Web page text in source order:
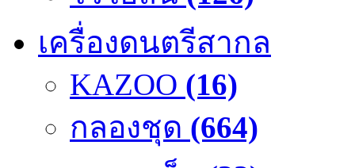
เครื่องดนตรีสากล
KAZOO (16)
กลองชุด (664)